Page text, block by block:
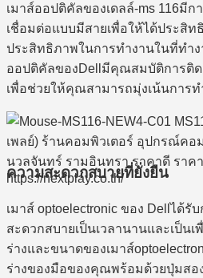
เมาส์ออปติคัลของเดลล์-ms 116มี
เชื่อมต่อแบบมีสายเพื่อให้ได้ประสิท
ประสิทธิภาพในการทํางานในที่ทํา
ออปติคัลของDellมีคุณสมบัติการติด
เพื่อช่วยให้คุณสามารถมุ่งเน้นการ
ความสะดวกสบายที่ยั่งยืน
เมาส์ optoelectronic ของ Dellได้รั
สะดวกสบายเป็นเวลานานและเป็น
ร่างและขนาดของเมาส์
ร่างของมือของคุณพร้อมด้วยปุ่มส